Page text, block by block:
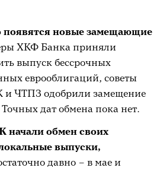
появятся новые замещающие
ХКФ Банка приняли
выпуск бессрочных
еврооблигаций, советы
и ЧТПЗ одобрили замещение
дат обмена пока нет.
начали обмен своих
выпуски,
давно – в мае и